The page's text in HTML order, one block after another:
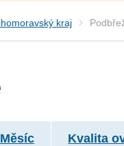
kraj
Kvalita